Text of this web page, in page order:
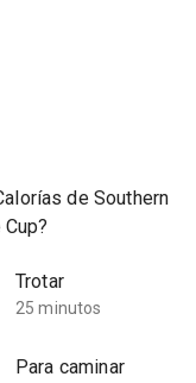
de Southern
Trotar
25 minutos
Para caminar